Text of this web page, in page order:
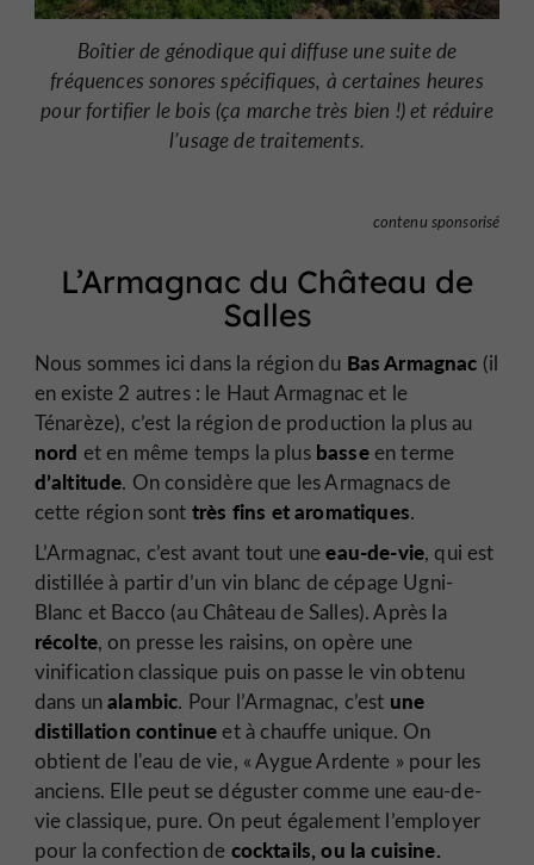
Boîtier de génodique qui diffuse une suite de
fréquences sonores spécifiques, à certaines heures
pour fortifier le bois (ça marche très bien !) et réduire
l’usage de traitements.
contenu sponsorisé
L’Armagnac du Château de
Salles
Nous sommes ici dans la région du Bas Armagnac (il
en existe 2 autres : le Haut Armagnac et le
Ténarèze), c’est la région de production la plus au
nord et en même temps la plus basseen terme
d’altitude. On considère que les Armagnacs de
cette région sont très fins et aromatiques.
L’Armagnac, c’est avant tout uneeau-de-vie, qui est
distillée à partir d’un vin blanc de cépage Ugni-
Blanc et Bacco (au Château de Salles). Après la
récolte, on presse les raisins, on opère une
vinification classique puis on passe le vin obtenu
dans unalambic. Pour l’Armagnac, c’est une
distillation continueet à chauffe unique. On
obtient de l'eau de vie, « Aygue Ardente » pour les
anciens. Elle peut se déguster comme une eau-de-
vie classique, pure. On peut également l’employer
pour la confection de cocktails, ou la cuisine.